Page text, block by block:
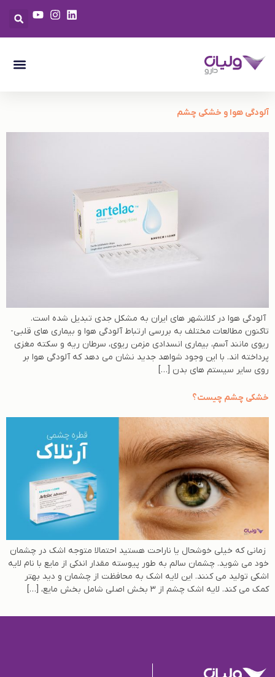
آلودگی هوا و خشکی چشم
آلودگی هوا در کلانشهر های ایران به مشکل جدی تبدیل شده است.
تاکنون مطالعات مختلف به بررسی ارتباط آلودگی هوا و بیماری های قلبی-
ریوی مانند آسم، بیماری انسدادی مزمن ریوی، سرطان ریه و سکته مغزی
پرداخته اند. با این وجود شواهد جدید نشان می دهد که آلودگی هوا بر
روی سایر سیستم های بدن […]
خشکی چشم چیست؟
زمانی که خیلی خوشحال یا ناراحت هستید احتمالا متوجه اشک در چشمان
خود می شوید. چشمان سالم به طور پیوسته مقدار اندکی از مایع با نام لایه
اشکی تولید می کنند. این لایه اشک به محافظت از چشمان و دید بهتر
کمک می کند. لایه اشک چشم از ۳ بخش اصلی شامل بخش مایع، […]